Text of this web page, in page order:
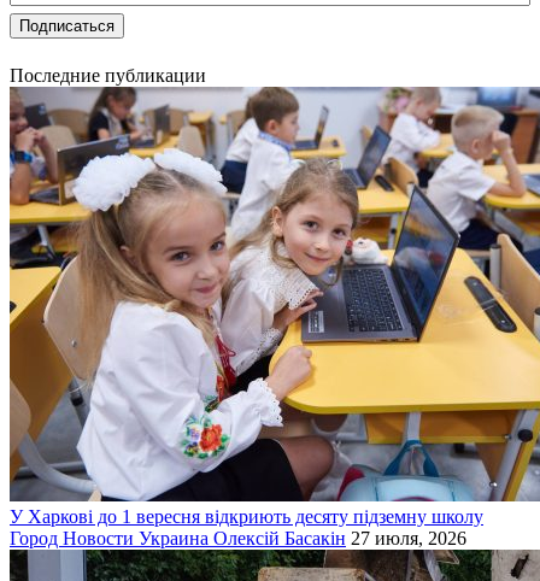
Последние публикации
У Харкові до 1 вересня відкриють десяту підземну школу
Город Новости Украина Олексій Басакін 27 июля, 2026